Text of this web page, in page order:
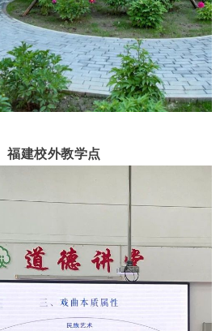
福建校外教学点